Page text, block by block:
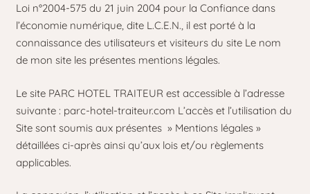
Loi n°2004-575 du 21 juin 2004 pour la Confiance dans
l’économie numérique, dite L.C.E.N., il est porté à la
connaissance des utilisateurs et visiteurs du site Le nom
de mon site les présentes mentions légales.
Le site PARC HOTEL TRAITEUR est accessible à l’adresse
suivante : parc-hotel-traiteur.com L’accès et l’utilisation du
Site sont soumis aux présentes » Mentions légales »
détaillées ci-après ainsi qu’aux lois et/ou règlements
applicables.